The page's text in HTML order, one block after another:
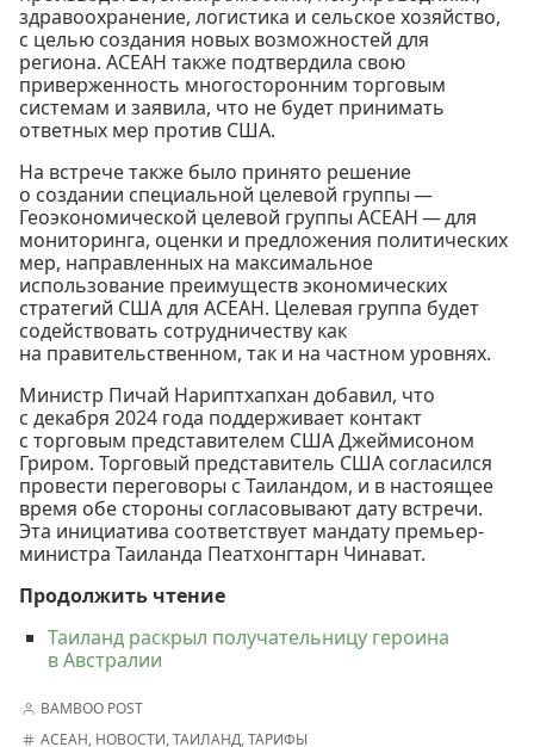
здравоохранение, логистика и сельское хозяйство,
с целью создания новых возможностей для
региона. АСЕАН также подтвердила свою
приверженность многосторонним торговым
системам и заявила, что не будет принимать
ответных мер против США.
На встрече также было принято решение
о создании специальной целевой группы —
Геоэкономической целевой группы АСЕАН — для
мониторинга, оценки и предложения политических
мер, направленных на максимальное
использование преимуществ экономических
стратегий США для АСЕАН. Целевая группа будет
содействовать сотрудничеству как
на правительственном, так и на частном уровнях.
Министр Пичай Нариптхапхан добавил, что
с декабря 2024 года поддерживает контакт
с торговым представителем США Джеймисоном
Гриром. Торговый представитель США согласился
провести переговоры с Таиландом, и в настоящее
время обе стороны согласовывают дату встречи.
Эта инициатива соответствует мандату премьер-
министра Таиланда Пеатхонгтарн Чинават.
Продолжить чтение
Таиланд раскрыл получательницу героина
в Австралии
BAMBOO POST
АСЕАН, НОВОСТИ,ТАИЛАНД,ТАРИФЫ